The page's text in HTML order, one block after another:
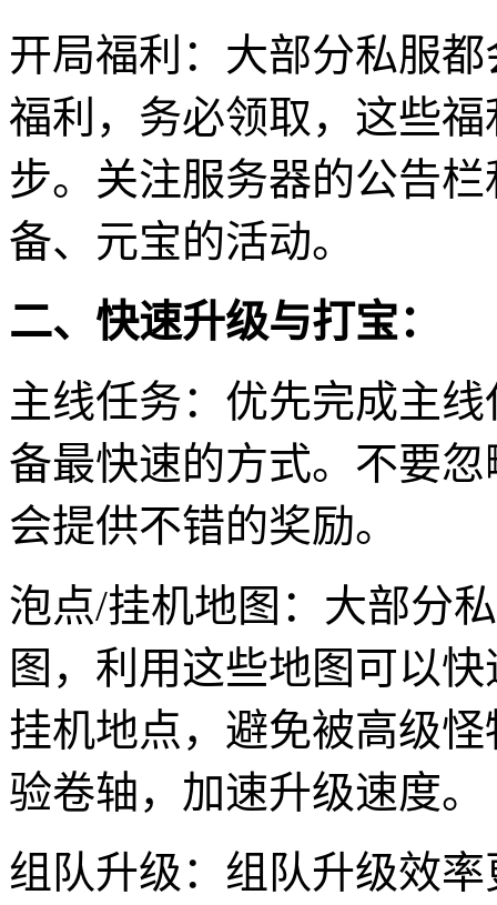
开局福利：大部分私服
福利，务必领取，这些
步。关注服务器的公告
备、元宝的活动。
二、快速升级与打宝：
主线任务：优先完成主
备最快速的方式。不要
会提供不错的奖励。
泡点/挂机地图：大部分
图，利用这些地图可以
挂机地点，避免被高级
验卷轴，加速升级速度。
组队升级：组队升级效